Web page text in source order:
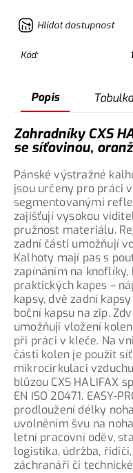
Hlídat dostupnost
Kód:
Popis
Zahradníky CXS
se síťovinou,
Pánské výstražné
jsou určeny pro práci
segmentovanými
zajišťují vysokou
pružnost materiálu.
zadní části umožňují
Kalhoty mají pas s
zapínáním na
praktických kapes –
kapsy, dvě zadní
boční kapsu na zip.
umožňují vložení
při práci v kleče. Na
části kolen je použit
mikrocirkulaci
blůzou CXS HALIFAX
EN ISO 20471. EASY-
prodloužení délky
uvolněním švu na
letní pracovní oděv,
logistika, údržba,
záchranáři či